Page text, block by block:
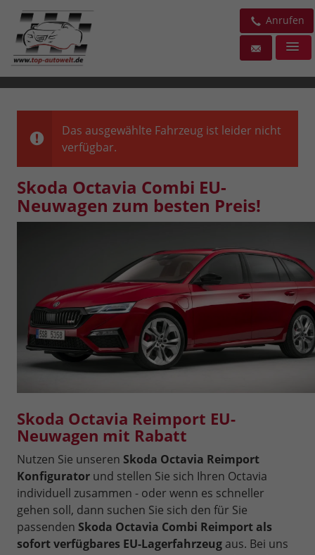
Anrufen
Das ausgewählte Fahrzeug ist leider nicht
verfügbar.
Skoda Octavia Combi EU-
Neuwagen zum besten Preis!
Skoda Octavia Reimport EU-
Neuwagen mit Rabatt
Nutzen Sie unseren Skoda Octavia Reimport
Konfigurator und stellen Sie sich Ihren Octavia
individuell zusammen - oder wenn es schneller
gehen soll, dann suchen Sie sich den für Sie
passenden Skoda Octavia Combi Reimport als
sofort verfügbares EU-Lagerfahrzeug aus. Bei uns